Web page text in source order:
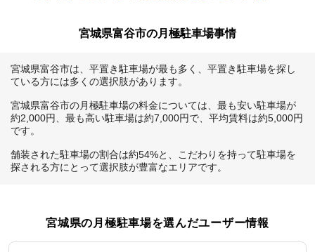
宮城県富谷市の月極駐車場事情
宮城県富谷市は、平置き駐車場が最も多く、平置き駐車場を探し
ている方には多くの選択肢があります。
宮城県富谷市の月極駐車場の料金については、最も安い駐車場が
約2,000円、最も高い駐車場は約7,000円で、平均賃料は約5,000円
です。
舗装された駐車場の割合は約54%と、こだわりを持って駐車場を
探される方にとって選択肢が豊富なエリアです。
宮城県の月極駐車場を選んだユーザー情報